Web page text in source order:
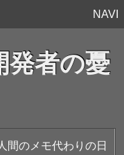
NAVI
発者の憂
間のメモ代わりの日